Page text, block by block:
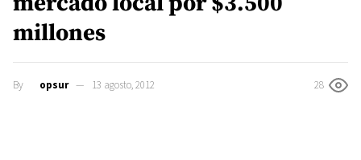
millones
By opsur 13 agosto, 2012 28